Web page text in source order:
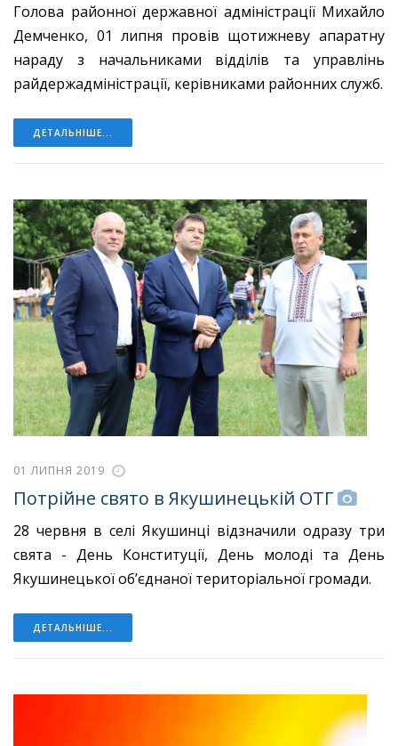
Голова районної державної адміністрації Михайло
Демченко, 01 липня провів щотижневу апаратну
нараду з начальниками відділів та управлінь
райдержадміністрації, керівниками районних служб.
ДЕТАЛЬНІШЕ...
01 ЛИПНЯ 2019
Потрійне свято в Якушинецькій ОТГ
28 червня в селі Якушинці відзначили одразу три
свята - День Конституції, День молоді та День
Якушинецької об’єднаної територіальної громади.
ДЕТАЛЬНІШЕ...